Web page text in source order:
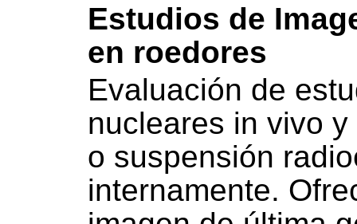
Estudios de
en roedores
Evaluación de
nucleares in vivo
o suspensión
internamente.